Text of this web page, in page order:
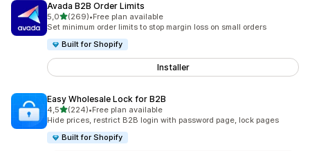
Avada B2B Order Limits
5,0av 5 stjerner
(269)
Totalt 269 omtaler
•Free plan available
Set minimum order limits to stop margin loss on small orders
Built for Shopify
Installer
Easy Wholesale Lock for B2B
4,5av 5 stjerner
(224)
Totalt 224 omtaler
•Free plan available
Hide prices, restrict B2B login with password page, lock pages
Built for Shopify